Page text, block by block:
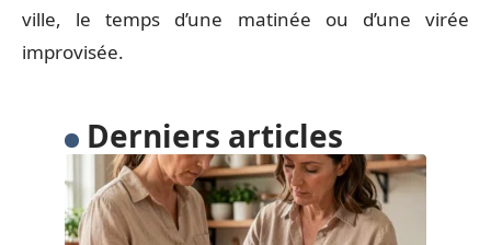
ville, le temps d’une matinée ou d’une virée
improvisée.
Derniers articles